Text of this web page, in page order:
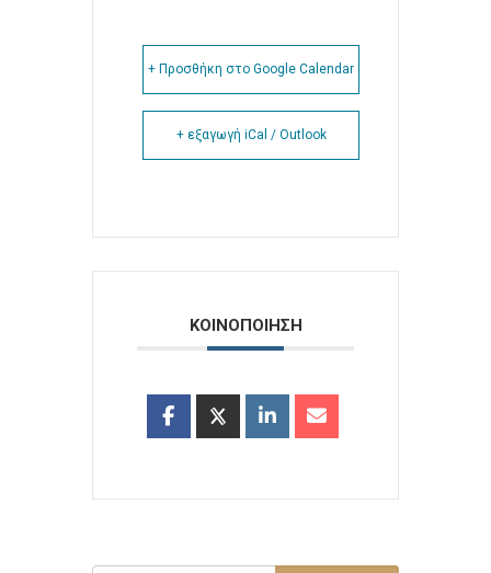
+ Προσθήκη στο Google Calendar
+ εξαγωγή iCal / Outlook
ΚΟΙΝΟΠΟΙΗΣΗ